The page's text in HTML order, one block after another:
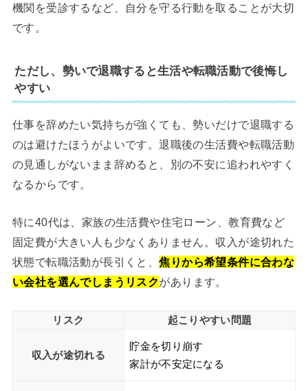
機関を受診するなど、自分を守る行動を取ることが大切
です。
ただし、勢いで退職すると生活や転職活動で後悔し
やすい
仕事を辞めたい気持ちが強くても、勢いだけで退職する
のは避けたほうがよいです。退職後の生活費や転職活動
の見通しがないまま辞めると、別の不安に追われやすく
なるからです。
特に40代は、家族の生活費や住宅ローン、教育費など
固定費が大きい人も少なくありません。収入が途切れた
状態で転職活動が長引くと、焦りから希望条件に合わな
い会社を選んでしまうリスクがあります。
リスク 起こりやすい問題
収入が途切れる
貯金を切り崩す
家計が不安定になる